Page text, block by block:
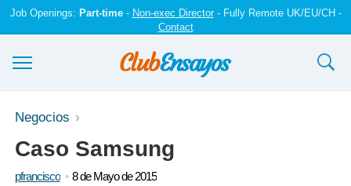
Job Openings: Part-time- Non-exec Director- Fully Remote UK/EU/CH -
Contact
Ensayos y trabajos
Registrarse
Iniciar sesión
Negocios
Caso Samsung
pfrancisco
8 de Mayo de 2015